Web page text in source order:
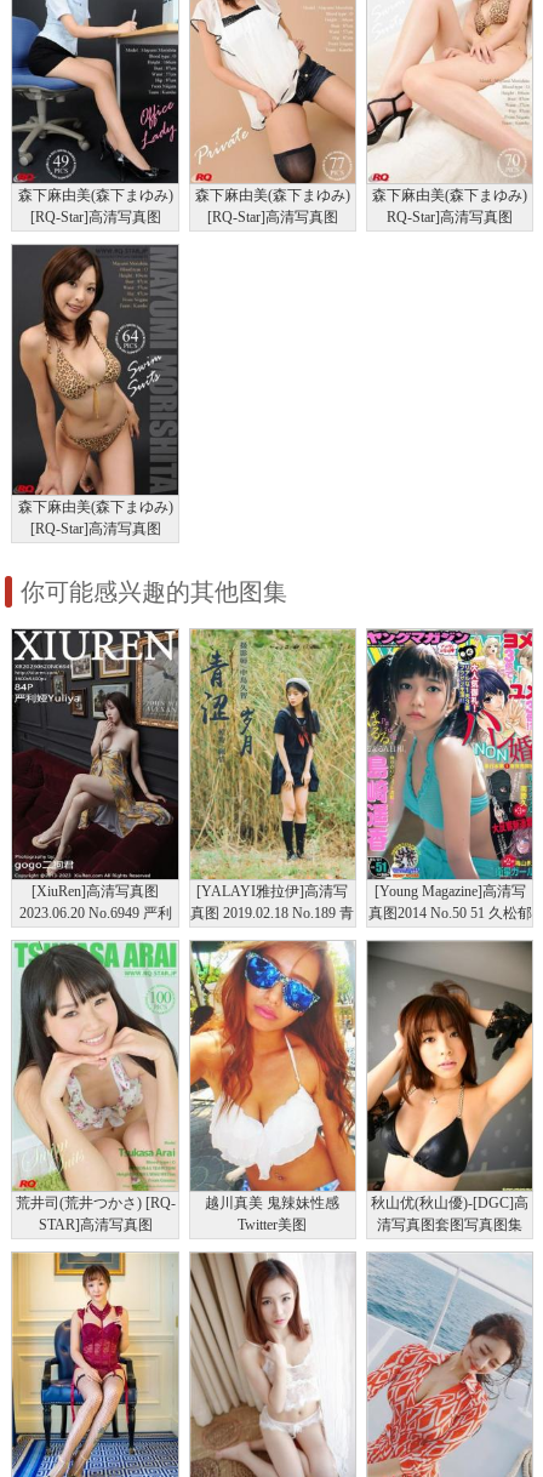
森下麻由美(森下まゆみ)
[RQ-Star]高清写真图
森下麻由美(森下まゆみ)
[RQ-Star]高清写真图
森下麻由美(森下まゆみ)
RQ-Star]高清写真图
森下麻由美(森下まゆみ)
[RQ-Star]高清写真图
你可能感兴趣的其他图集
[XiuRen]高清写真图
2023.06.20 No.6949 严利
[YALAYI雅拉伊]高清写
真图 2019.02.18 No.189 青
[Young Magazine]高清写
真图2014 No.50 51 久松郁
荒井司(荒井つかさ) [RQ-
STAR]高清写真图
越川真美 鬼辣妹性感
Twitter美图
秋山优(秋山優)-[DGC]高
清写真图套图写真图集